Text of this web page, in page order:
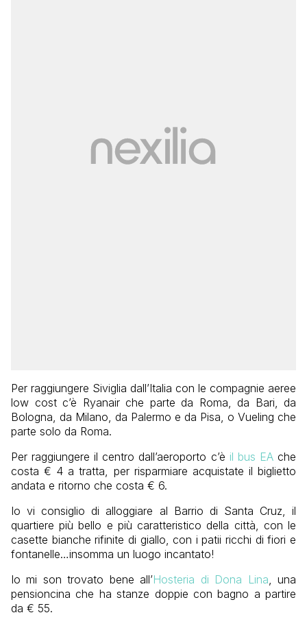
Per raggiungere Siviglia dall’Italia con le compagnie aeree
low cost c’è Ryanair che parte da Roma, da Bari, da
Bologna, da Milano, da Palermo e da Pisa, o Vueling che
parte solo da Roma.
Per raggiungere il centro dall’aeroporto c’è il bus EAche
costa € 4 a tratta, per risparmiare acquistate il biglietto
andata e ritorno che costa € 6.
Io vi consiglio di alloggiare al Barrio di Santa Cruz, il
quartiere più bello e più caratteristico della città, con le
casette bianche rifinite di giallo, con i patii ricchi di fiori e
fontanelle…insomma un luogo incantato!
Io mi son trovato bene all’Hosteria di Dona Lina, una
pensioncina che ha stanze doppie con bagno a partire
da € 55.